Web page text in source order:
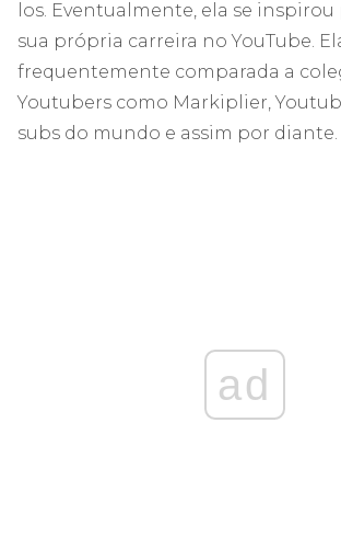
los. Eventualmente, ela se
sua própria carreira no YouTube.
frequentemente comparada a
Youtubers como Markiplier,
subs do mundo e assim por diante.
ad